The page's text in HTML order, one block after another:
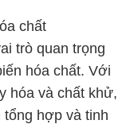
chất
trò quan trọng
hóa chất. Với
hóa và chất khử,
hợp và tinh